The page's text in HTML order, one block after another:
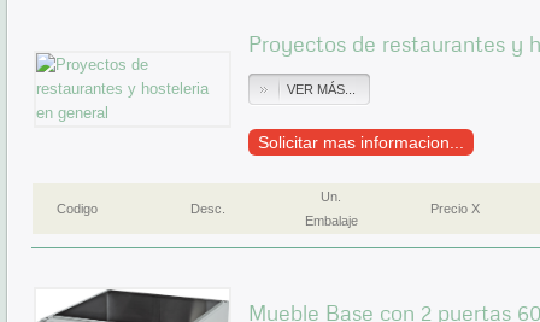
Proyectos de restaurantes y
VER MÁS...
Solicitar mas informacion...
Codigo Desc.
Un.
Embalaje
Precio X
Mueble Base con 2 puertas